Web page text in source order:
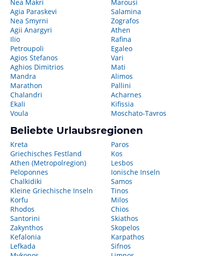
Nea Makri
Agia Paraskevi
Nea Smyrni
Agii Anargyri
Ilio
Petroupoli
Agios Stefanos
Aghios Dimitrios
Mandra
Marathon
Chalandri
Ekali
Voula
Marousi
Salamina
Zografos
Athen
Rafina
Egaleo
Vari
Mati
Alimos
Pallini
Acharnes
Kifissia
Moschato-Tavros
Beliebte Urlaubsregionen
Kreta
Griechisches Festland
Athen (Metropolregion)
Peloponnes
Chalkidiki
Kleine Griechische Inseln
Korfu
Rhodos
Santorini
Zakynthos
Kefalonia
Lefkada
Paros
Kos
Lesbos
Ionische Inseln
Samos
Tinos
Milos
Chios
Skiathos
Skopelos
Karpathos
Sifnos